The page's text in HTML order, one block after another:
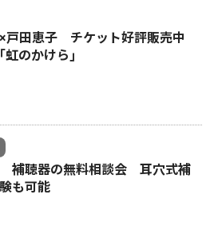
戸田恵子 チケット好評販売中
虹のかけら｣
補聴器の無料相談会 耳穴式補
も可能